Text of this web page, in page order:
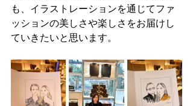
も、イラストレーションを通じてファ
ッションの美しさや楽しさをお届けし
ていきたいと思います。